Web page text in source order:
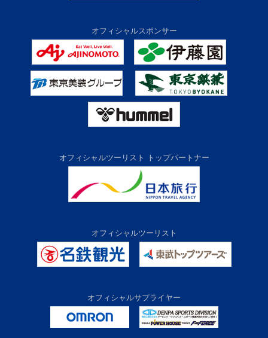
オフィシャルスポンサー
オフィシャルツーリスト トップパートナー
オフィシャルツーリスト
オフィシャルサプライヤー